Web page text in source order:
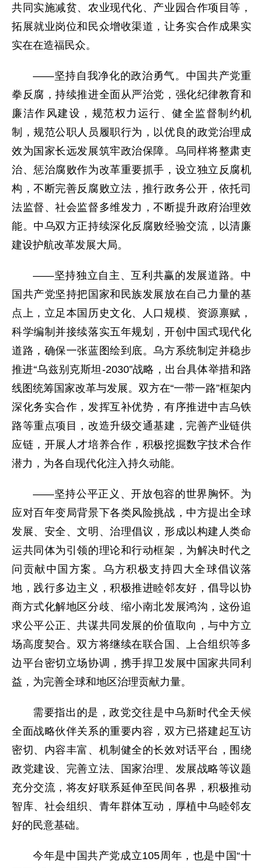
共同实施减贫、农业现代化、产业园合作项目等，
拓展就业岗位和民众增收渠道，让务实合作成果实
实在在造福民众。
——坚持自我净化的政治勇气。中国共产党重
拳反腐，持续推进全面从严治党，强化纪律教育和
廉洁作风建设，规范权力运行、健全监督制约机
制，规范公职人员履职行为，以优良的政党治理成
效为国家长远发展筑牢政治保障。乌同样将整肃吏
治、惩治腐败作为改革重要抓手，设立独立反腐机
构，不断完善反腐败立法，推行政务公开，依托司
法监督、社会监督多维发力，不断提升政府治理效
能。中乌双方正持续深化反腐败经验交流，以清廉
建设护航改革发展大局。
——坚持独立自主、互利共赢的发展道路。中
国共产党坚持把国家和民族发展放在自己力量的基
点上，立足本国历史文化、人口规模、资源禀赋，
科学编制并接续落实五年规划，开创中国式现代化
道路，确保一张蓝图绘到底。乌方系统制定并稳步
推进“乌兹别克斯坦-2030”战略，出台具体举措和路
线图统筹国家改革与发展。双方在“一带一路”框架内
深化务实合作，发挥互补优势，有序推进中吉乌铁
路等重点项目，改造升级交通基建，完善产业链供
应链，开展人才培养合作，积极挖掘数字技术合作
潜力，为各自现代化注入持久动能。
——坚持公平正义、开放包容的世界胸怀。为
应对百年变局背景下各类风险挑战，中方提出全球
发展、安全、文明、治理倡议，形成以构建人类命
运共同体为引领的理论和行动框架，为解决时代之
问贡献中国方案。乌方积极支持四大全球倡议落
地，践行多边主义，积极推进睦邻友好，倡导以协
商方式化解地区分歧、缩小南北发展鸿沟，这份追
求公平公正、共谋共同发展的价值取向，与中方立
场高度契合。双方将继续在联合国、上合组织等多
边平台密切立场协调，携手捍卫发展中国家共同利
益，为完善全球和地区治理贡献力量。
需要指出的是，政党交往是中乌新时代全天候
全面战略伙伴关系的重要内容，双方已搭建起互访
密切、内容丰富、机制健全的长效对话平台，围绕
政党建设、完善立法、国家治理、发展战略等议题
充分交流，将友好联系延伸至民间各界，积极推动
智库、社会组织、青年群体互动，厚植中乌睦邻友
好的民意基础。
今年是中国共产党成立105周年，也是中国“十